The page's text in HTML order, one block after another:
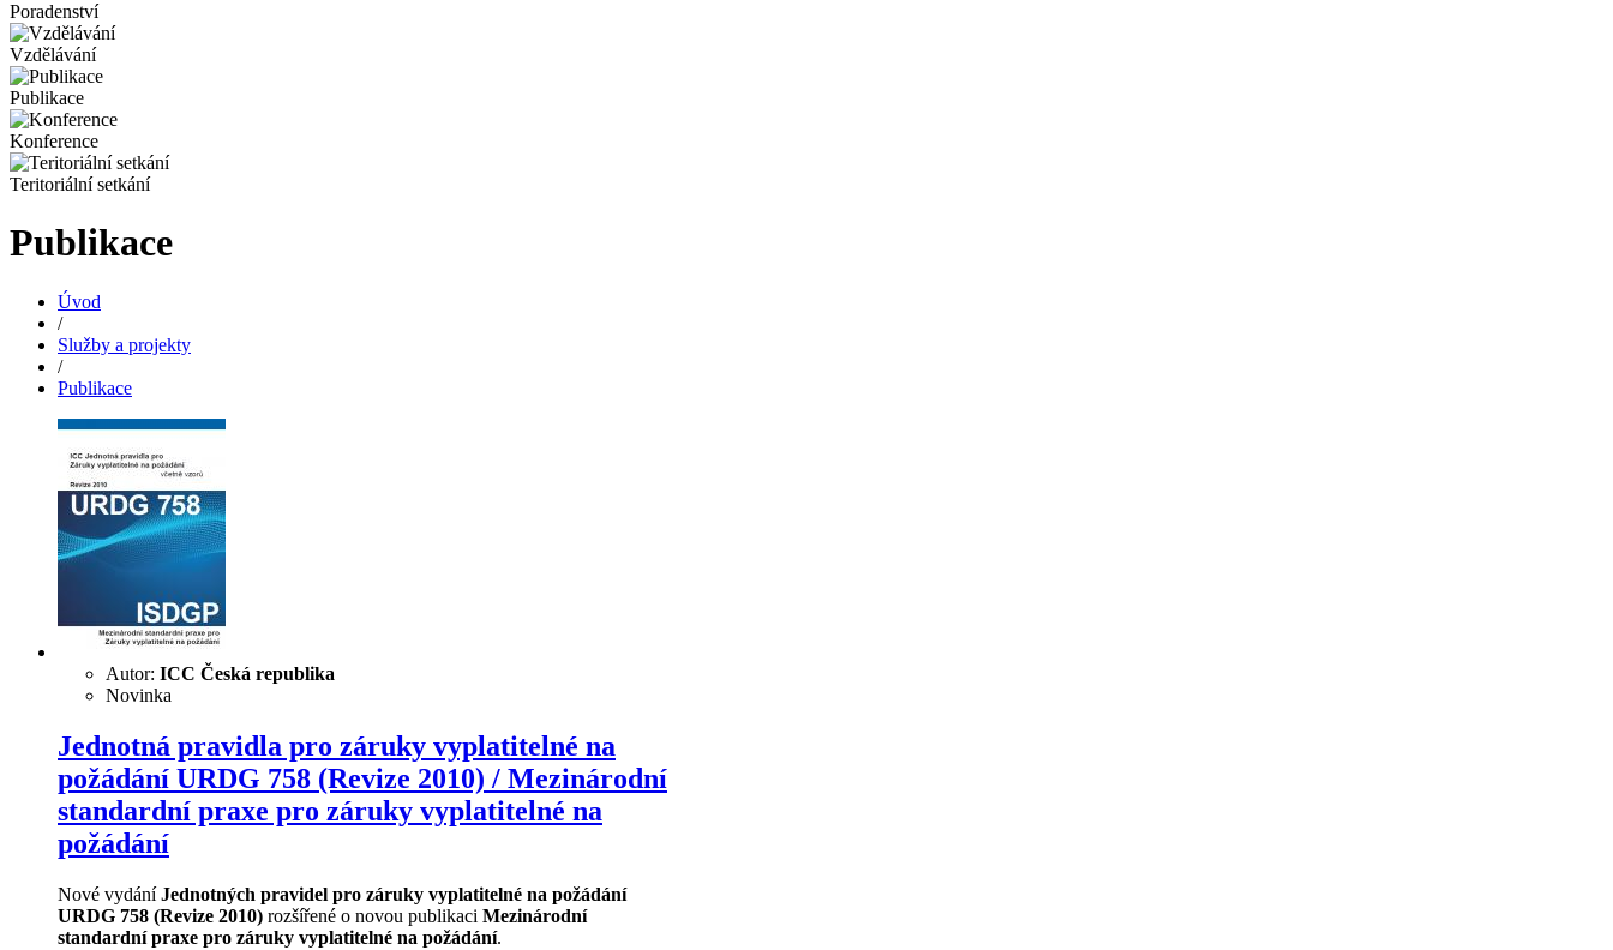
Poradenství
Vzdělávání
Publikace
Konference
Teritoriální setkání
Publikace
Úvod
/
Služby a projekty
/
Publikace
Autor: ICC Česká republika
Novinka
Jednotná pravidla pro záruky vyplatitelné na
požádání URDG 758 (Revize 2010) / Mezinárodní
standardní praxe pro záruky vyplatitelné na
požádání
Nové vydáníJednotných pravidel pro záruky vyplatitelné na požádání
URDG 758 (Revize 2010) rozšířené o novou publikaci Mezinárodní
standardní praxe pro záruky vyplatitelné na požádání.